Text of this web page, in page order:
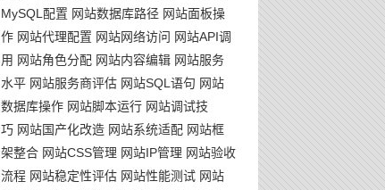
MySQL配置 网站数据库路径 网站面板操
作 网站代理配置 网站网络访问 网站API调
用 网站角色分配 网站内容编辑 网站服务
水平 网站服务商评估 网站SQL语句 网站
数据库操作 网站脚本运行 网站调试技
巧 网站国产化改造 网站系统适配 网站框
架整合 网站CSS管理 网站IP管理 网站验收
流程 网站稳定性评估 网站性能测试 网站